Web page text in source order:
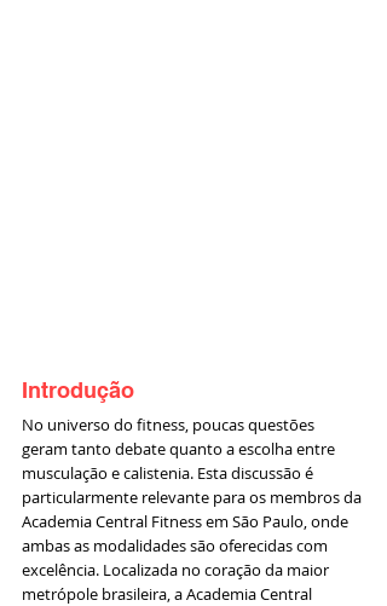
Introdução
No universo do fitness, poucas questões
geram tanto debate quanto a escolha entre
musculação e calistenia. Esta discussão é
particularmente relevante para os membros da
Academia Central Fitness em São Paulo, onde
ambas as modalidades são oferecidas com
excelência. Localizada no coração da maior
metrópole brasileira, a Academia Central